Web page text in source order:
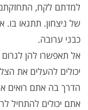
למדתם לקח,
של ניצחון. תתגאו
כבני ערובה.
אל תאפשרו להן
יכולים להעלים את
הדרך בה אתם רואים
אתם יכולים להתחיל